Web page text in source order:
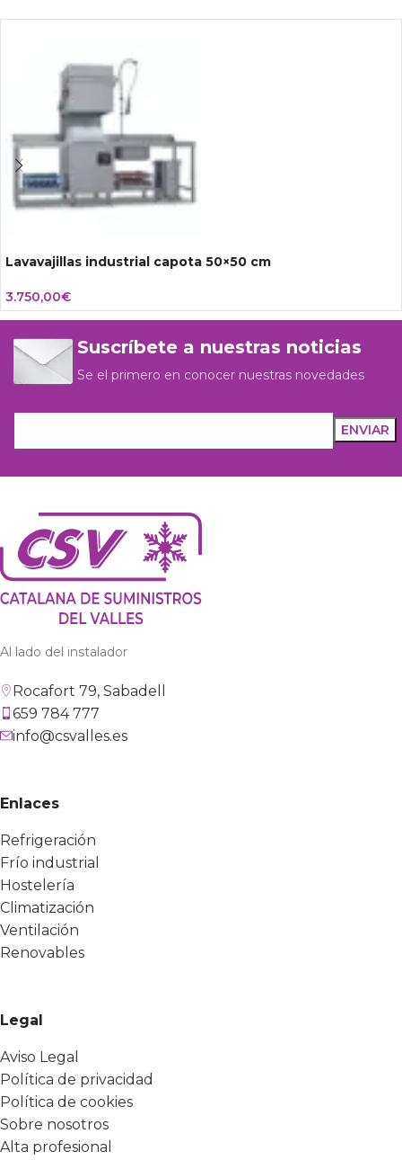
Lavavajillas industrial capota 50×50 cm
3.750,00€
Suscríbete a nuestras noticias
Se el primero en conocer nuestras novedades
Al lado del instalador
Rocafort 79, Sabadell
659 784 777
info@csvalles.es
Enlaces
Refrigeración
Frío industrial
Hostelería
Climatización
Ventilación
Renovables
Legal
Aviso Legal
Política de privacidad
Política de cookies
Sobre nosotros
Alta profesional